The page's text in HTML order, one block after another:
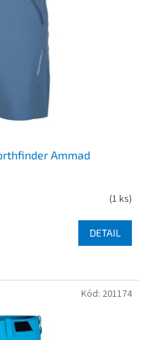
Ammad
(1 ks)
DETAIL
Kód: 201174